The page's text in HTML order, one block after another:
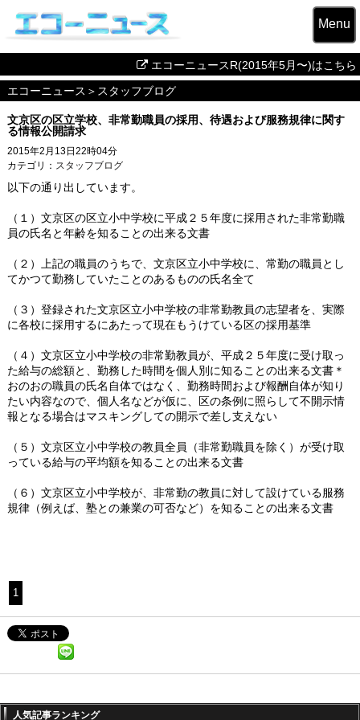
Menu
エコーニュースR(2015年5月〜)はこちら
エコーニュース ＞ スタッフブログ
文京区の区立学校、非常勤職員の採用、待遇および服務規律に関す
る情報公開請求
2015年2月13日22時04分
カテゴリ： スタッフブログ
以下の通り出しています。
（１）文京区の区立小中学校に平成２５年度に採用された非常勤職
員の氏名と年齢を知ることの出来る文書
（２）上記の職員のうちで、文京区立小中学校に、常勤の職員とし
てかつて勤務していたことのあるものの氏名全て
（３）登録された文京区立小中学校の非常勤教員の志望者を、実際
に各校に採用するにあたって現在もうけている区の採用基準
（４）文京区立小中学校の非常勤教員が、平成２５年度に受け取っ
た給与の総額と、勤務した時間を個人別に知ることの出来る文書＊
おのおの職員の氏名自体ではなく、勤務時間および報酬自体が知り
たい内容なので、個人名などが仮に、区の条例に照らして不開示情
報となる場合はマスキングしての開示で差し支えない
（５）文京区立小中学校の教員全員（非常勤職員を除く）が受け取
っている給与の平均額を知ることの出来る文書
（６）文京区立小中学校が、非常勤の教員に対して設けている服務
規律（例えば、塾との兼業の可否など）を知ることの出来る文書
1
人気記事ランキング